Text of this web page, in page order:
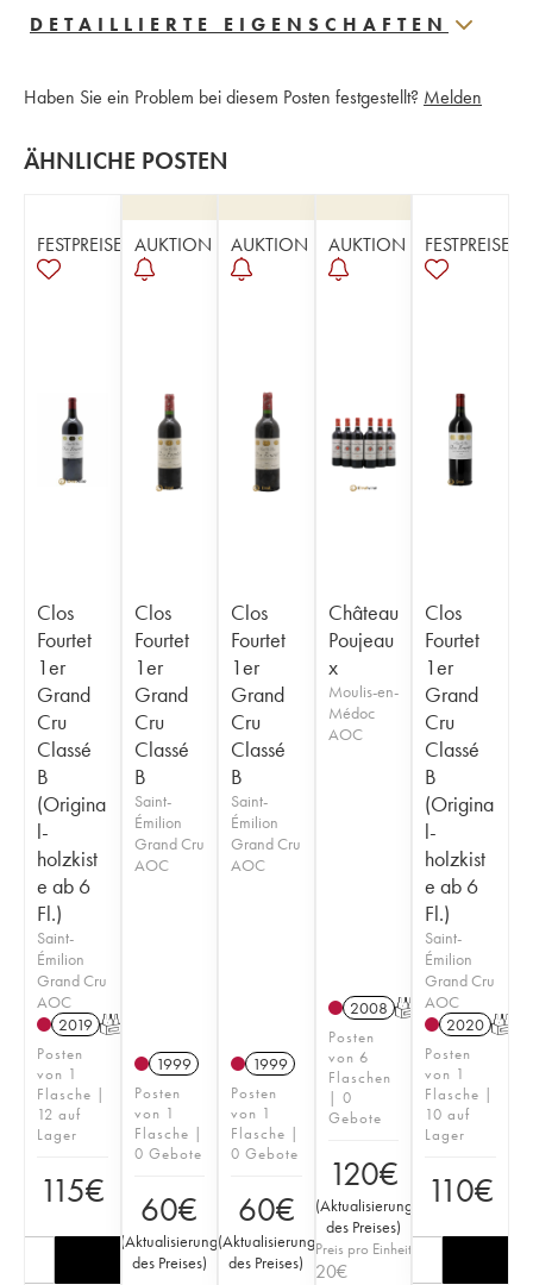
DETAILLIERTE EIGENSCHAFTEN
Haben Sie ein Problem bei diesem Posten festgestellt? Melden
ÄHNLICHE POSTEN
FESTPREISE
Clos
Fourtet
1er
Grand
Cru
Classé
B
(Origina
l-
holzkist
e ab 6
Fl.)
Saint-
Émilion
Grand Cru
AOC
2019 T
Posten
von 1
Flasche |
12 auf
Lager
115€
AUKTION
Clos
Fourtet
1er
Grand
Cru
Classé
B
Saint-
Émilion
Grand Cru
AOC
1999
Posten
von 1
Flasche |
0 Gebote
60€
(Aktualisierung
des Preises)
AUKTION
Clos
Fourtet
1er
Grand
Cru
Classé
B
Saint-
Émilion
Grand Cru
AOC
1999
Posten
von 1
Flasche |
0 Gebote
60€
(Aktualisierung
des Preises)
AUKTION
Château
Poujeau
x
Moulis-en-
Médoc
AOC
2008 T
Posten
von 6
Flaschen
| 0
Gebote
120€
(Aktualisierung
des Preises)
Preis pro Einheit
20€
FESTPREISE
Clos
Fourtet
1er
Grand
Cru
Classé
B
(Origina
l-
holzkist
e ab 6
Fl.)
Saint-
Émilion
Grand Cru
AOC
2020 T
Posten
von 1
Flasche |
10 auf
Lager
110€